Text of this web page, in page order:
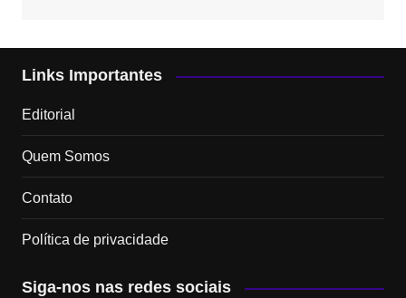
Links Importantes
Editorial
Quem Somos
Contato
Política de privacidade
Siga-nos nas redes sociais